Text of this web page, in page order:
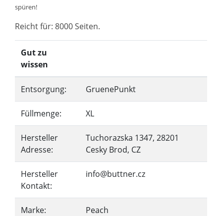
spüren!
Reicht für: 8000 Seiten.
Gut zu
wissen
Entsorgung: GruenePunkt
Füllmenge: XL
Hersteller
Adresse:
Tuchorazska 1347, 28201
Cesky Brod, CZ
Hersteller
Kontakt:
info@buttner.cz
Marke: Peach